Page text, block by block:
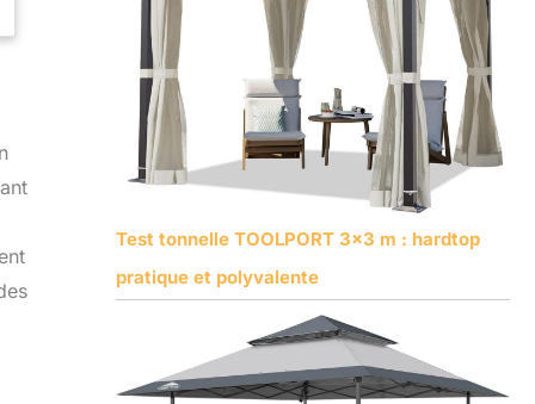
Test tonnelle TOOLPORT 3×3 m : hardtop
pratique et polyvalente